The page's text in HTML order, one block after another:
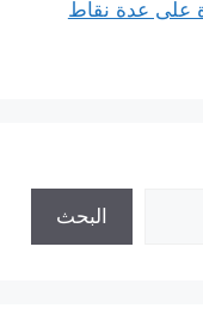
على عدة نقاط
البحث